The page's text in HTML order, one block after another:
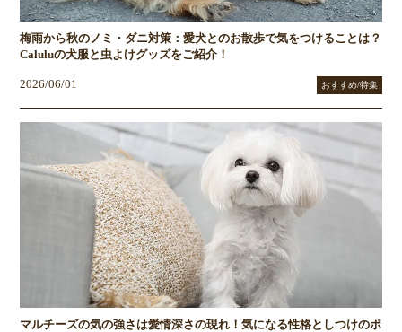
梅雨から秋のノミ・ダニ対策：愛犬とのお散歩で気をつけることは？
Caluluの犬服と虫よけグッズをご紹介！
2026/06/01 おすすめ/特集
マルチーズの気の強さは愛情深さの現れ！気になる性格としつけのポ